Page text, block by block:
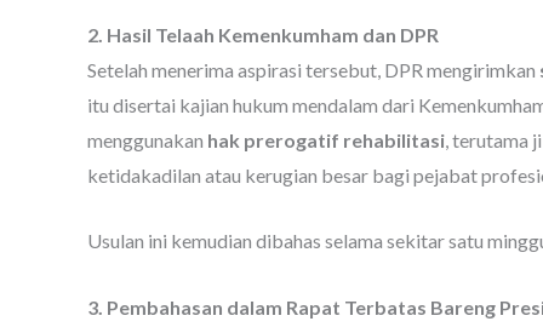
2. Hasil Telaah Kemenkumham dan DPR
Setelah menerima aspirasi tersebut, DPR mengirimkan
itu disertai kajian hukum mendalam dari
menggunakan hak prerogatif rehabilitasi , terutama
ketidakadilan atau kerugian besar bagi pejabat
Usulan ini kemudian dibahas selama sekitar satu
3. Pembahasan dalam Rapat Terbatas Bareng